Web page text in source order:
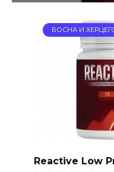
БОСНА И
Reactive Low